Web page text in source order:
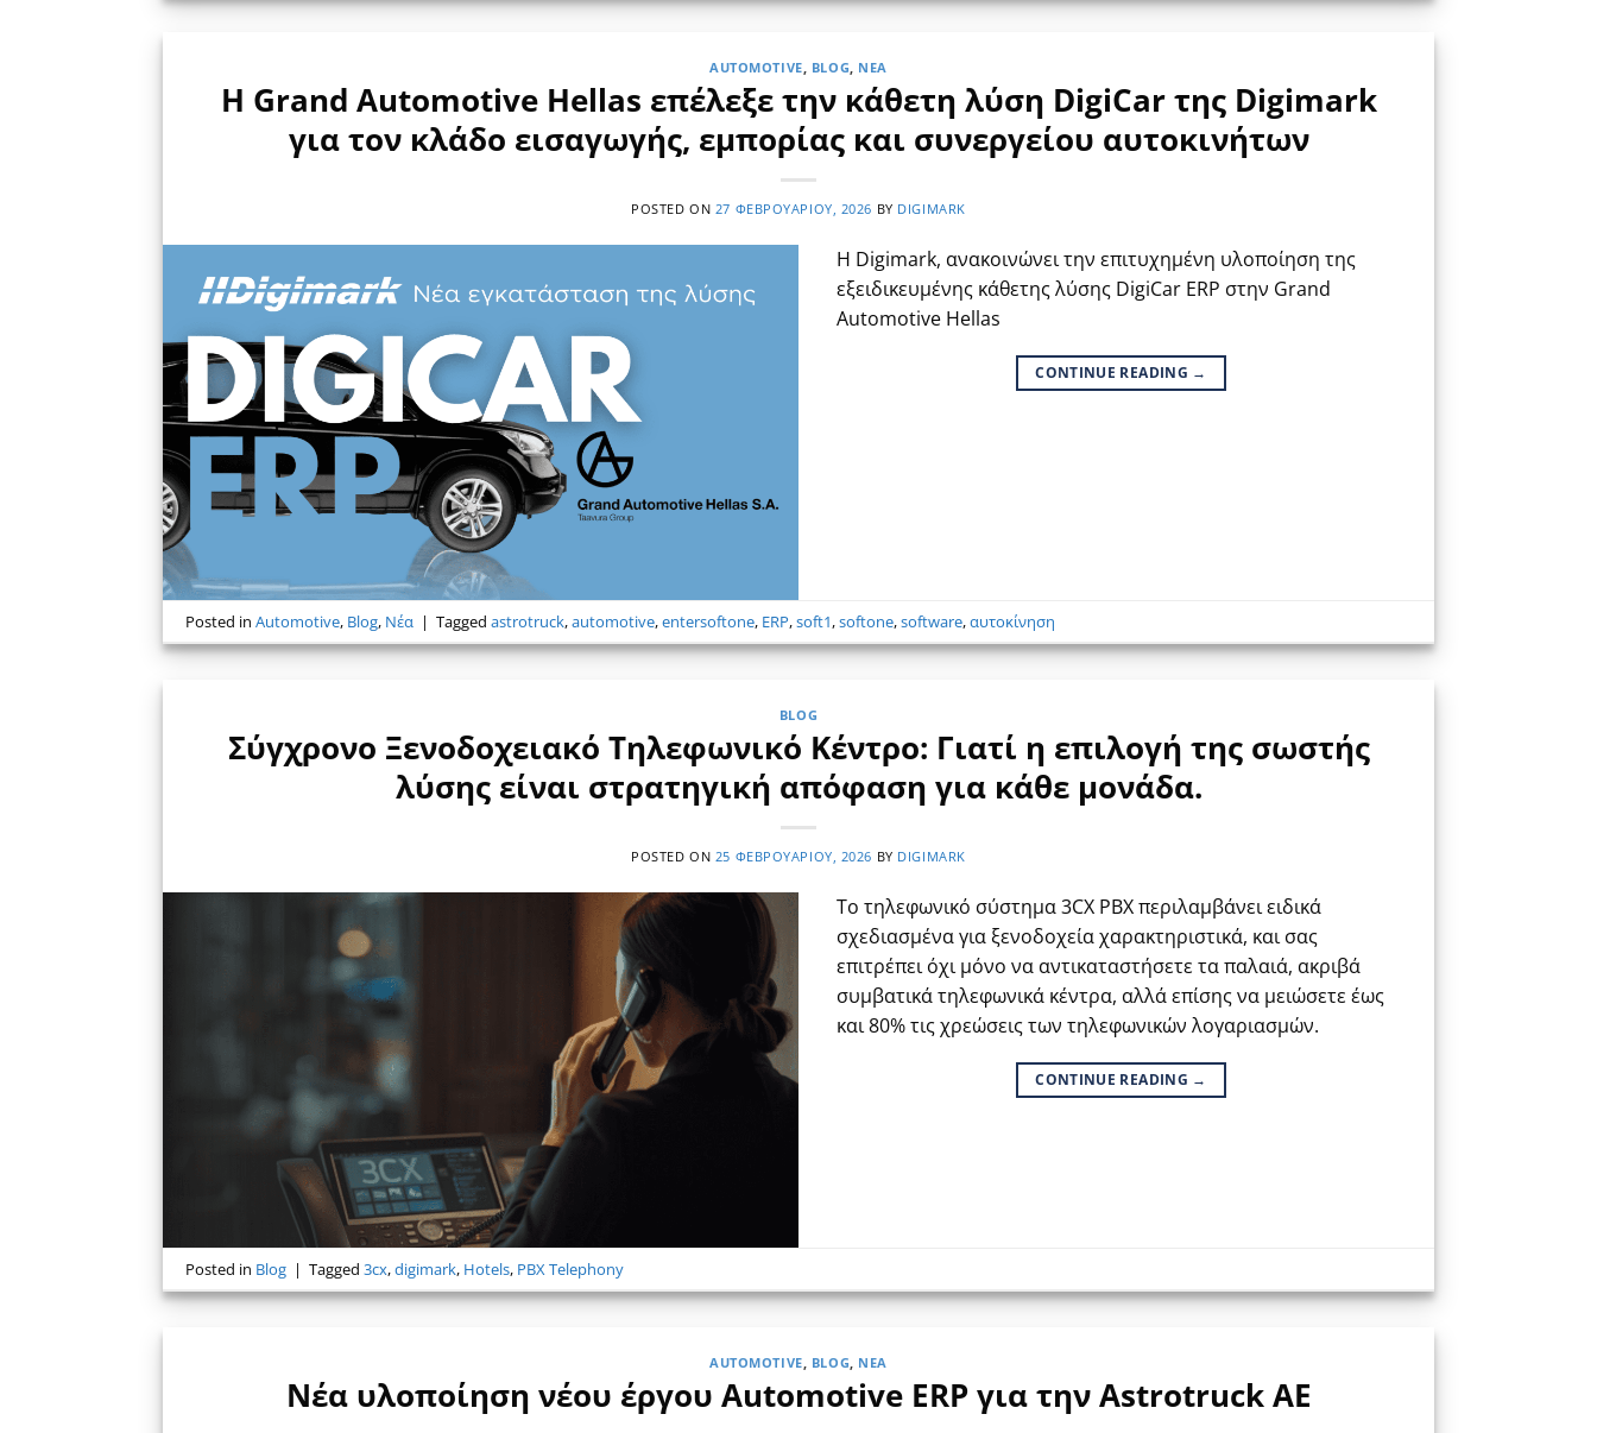
AUTOMOTIVE, BLOG, ΝΈΑ
Η Grand Automotive Hellas επέλεξε την κάθετη λύση DigiCar της Digimark
για τον κλάδο εισαγωγής, εμπορίας και συνεργείου αυτοκινήτων
POSTED ON 27 ΦΕΒΡΟΥΑΡΊΟΥ, 2026 BY DIGIMARK
Η Digimark, ανακοινώνει την επιτυχημένη υλοποίηση της
εξειδικευμένης κάθετης λύσης DigiCar ERP στην Grand
Automotive Hellas
CONTINUE READING →
Posted inAutomotive, Blog, Νέα | Taggedastrotruck,automotive,entersoftone, ERP,soft1,softone,software,αυτοκίνηση
BLOG
Σύγχρονο Ξενοδοχειακό Τηλεφωνικό Κέντρο: Γιατί η επιλογή της σωστής
λύσης είναι στρατηγική απόφαση για κάθε μονάδα.
POSTED ON 25 ΦΕΒΡΟΥΑΡΊΟΥ, 2026 BY DIGIMARK
Το τηλεφωνικό σύστημα 3CX PBX περιλαμβάνει ειδικά
σχεδιασμένα για ξενοδοχεία χαρακτηριστικά, και σας
επιτρέπει όχι μόνο να αντικαταστήσετε τα παλαιά, ακριβά
συμβατικά τηλεφωνικά κέντρα, αλλά επίσης να μειώσετε έως
και 80% τις χρεώσεις των τηλεφωνικών λογαριασμών.
CONTINUE READING →
Posted in Blog | Tagged3cx,digimark, Hotels, PBX Telephony
AUTOMOTIVE, BLOG, ΝΈΑ
Νέα υλοποίηση νέου έργου Automotive ERP για την Astrotruck AE